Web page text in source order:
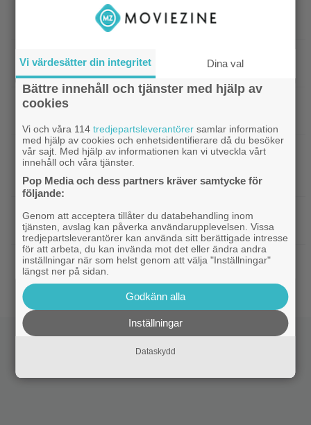
Tidernas 30 bästa superhjältefilmer listade
– ”The Dark Knight” på plats 3
Bioaktuellt|
Elliot Page ”tappade andan” när han
läste manus till ”The Odyssey”
Trailers|Ny trailer till ”Ramayana” visar upp
Trailers |Robert Pattinson är på pedofiljakt i
trailern för ”Primetime” – kan bli en av höstens
stora snackisar
Grand Theft Auto|27 augusti blir en spännande
dag för alla ”Grand Theft Auto”-fans
Prime Video|Ett nytt mysterium på 8 avsnitt gör
succé på Prime Video just nu
Vi värdesätter din integritet Dina val
Bättre innehåll och tjänster med hjälp av
cookies
Vi och våra 114tredjepartsleverantörer samlar information
med hjälp av cookies och enhetsidentifierare då du besöker
vår sajt. Med hjälp av informationen kan vi utveckla vårt
innehåll och våra tjänster.
Pop Media och dess partners kräver samtycke för
följande:
Genom att acceptera tillåter du databehandling inom
tjänsten, avslag kan påverka användarupplevelsen. Vissa
tredjepartsleverantörer kan använda sitt berättigade intresse
för att arbeta, du kan invända mot det eller ändra andra
inställningar när som helst genom att välja "Inställningar"
längst ner på sidan.
Godkänn alla
Inställningar
Dataskydd